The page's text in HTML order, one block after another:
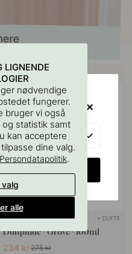
med
POPULAR
+ DUFTE
Duftpinde - Grove - 100ml
234 kr275 kr
LIGNENDE
nødvendige
fungerer.
bruger vi også
statistik samt
kan acceptere
dine valg.
Persondatapolitik.
alle